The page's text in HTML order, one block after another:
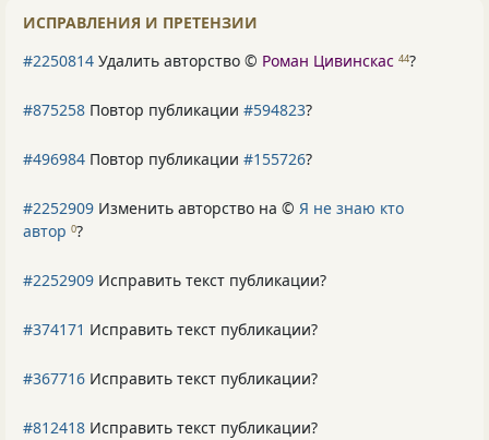
ИСПРАВЛЕНИЯ И ПРЕТЕНЗИИ
#2250814 Удалить авторство © Роман Цивинскас 44?
#875258 Повтор публикации #594823?
#496984 Повтор публикации #155726?
#2252909 Изменить авторство на © Я не знаю кто
автор 0?
#2252909 Исправить текст публикации?
#374171 Исправить текст публикации?
#367716 Исправить текст публикации?
#812418 Исправить текст публикации?